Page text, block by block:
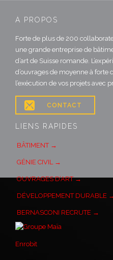
À PROPOS
Forte de plus de 200
une grande entreprise de
d’art de Suisse romande.
d’ouvrages de moyenne à
l’exécution de vos projets avec
 CONTACT
LIENS RAPIDES
BÂTIMENT →
GÉNIE CIVIL →
OUVRAGES D’ART →
DÉVELOPPEMENT DURABLE
BERNASCONI RECRUTE →
Enrobit